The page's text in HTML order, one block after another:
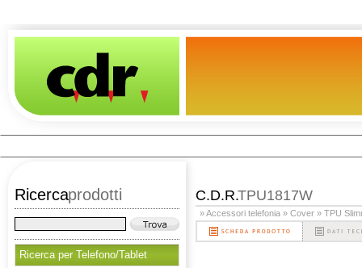
Ricercaprodotti
Ricerca per Telefono/Tablet
C.D.R.TPU1817W
» Accessori telefonia » Cover » TPU